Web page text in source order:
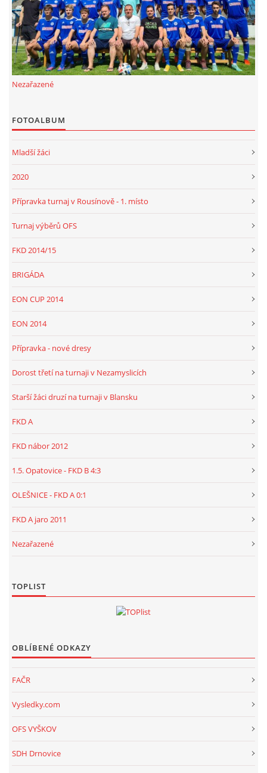
FKD, z.s.
Drnovice 704
68304 Drnovice
ičo 27005305
č.ú. 3227086359 / 0800
© 2026 eStránky.cz |RSS
Nezařazené
FOTOALBUM
Mladší žáci
2020
Přípravka turnaj v Rousínově - 1. místo
Turnaj výběrů OFS
FKD 2014/15
BRIGÁDA
EON CUP 2014
EON 2014
Přípravka - nové dresy
Dorost třetí na turnaji v Nezamyslicích
Starší žáci druzí na turnaji v Blansku
FKD A
FKD nábor 2012
1.5. Opatovice - FKD B 4:3
OLEŠNICE - FKD A 0:1
FKD A jaro 2011
Nezařazené
TOPLIST
OBLÍBENÉ ODKAZY
FAČR
Vysledky.com
OFS VYŠKOV
SDH Drnovice